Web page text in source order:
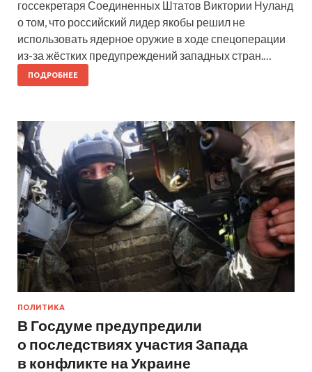
госсекретаря Соединенных Штатов Виктории Нуланд
о том, что российский лидер якобы решил не
использовать ядерное оружие в ходе спецоперации
из-за жёстких предупреждений западных стран.…
ПОДРОБНЕЕ
ПОЛИТИКА
В Госдуме предупредили
о последствиях участия Запада
в конфликте на Украине